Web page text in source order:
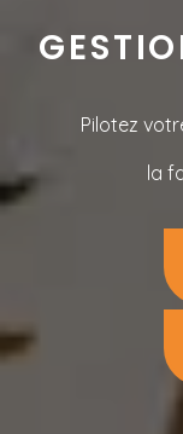
Pilotez
la